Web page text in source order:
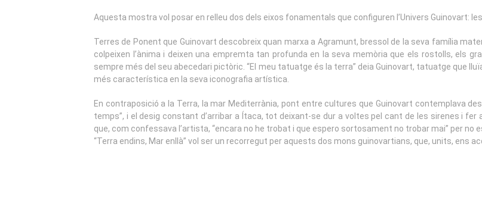
Aquesta mostra vol posar en relleu dos dels eixos fonamentals que configuren l’Univers Guinovart:
Terres de Ponent que Guinovart descobreix quan marxa a Agramunt, bressol de la seva família
colpeixen l’ànima i deixen una empremta tan profunda en la seva memòria que els rostolls, els
sempre més del seu abecedari pictòric. “El meu tatuatge és la terra” deia Guinovart, tatuatge que
més característica en la seva iconografia artística.
En contraposició a la Terra, la mar Mediterrània, pont entre cultures que Guinovart contemplava
temps”, i el desig constant d’arribar a Ítaca, tot deixant-se dur a voltes pel cant de les sirenes i fer
que, com confessava l’artista, “encara no he trobat i que espero sortosament no trobar mai” per no
“Terra endins, Mar enllà” vol ser un recorregut per aquests dos mons guinovartians, que, units, ens